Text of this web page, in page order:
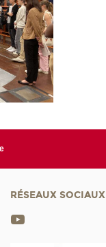
RÉSEAUX SOCIAUX